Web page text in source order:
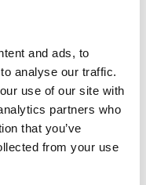
and ads, to
analyse our traffic.
use of our site with
partners who
that you’ve
from your use
ARIA TECH
Aria Tech !